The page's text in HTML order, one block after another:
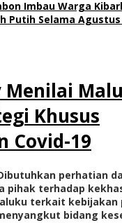
Imbau Warga
Putih Selama Agustus
Menilai
Khusus
Covid-19
perhatian
pihak terhadap
terkait kebijakan
bidang